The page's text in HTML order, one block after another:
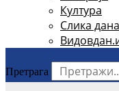
Култура
Слика дана
Претрага